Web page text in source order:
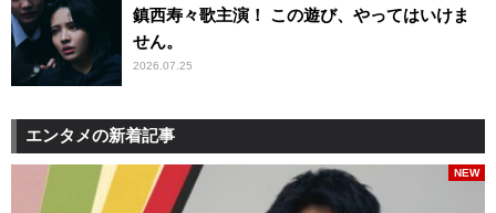
鎮西寿々歌主演！ この遊び、やってはいけま
せん。
2026.07.25
エンタメの新着記事
NEW